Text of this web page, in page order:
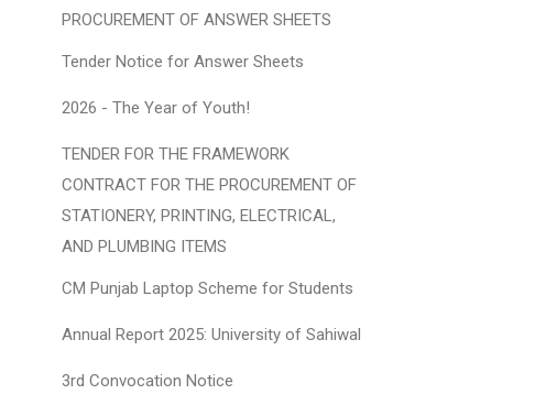
PROCUREMENT OF ANSWER SHEETS
Tender Notice for Answer Sheets
2026 - The Year of Youth!
TENDER FOR THE FRAMEWORK
CONTRACT FOR THE PROCUREMENT OF
STATIONERY, PRINTING, ELECTRICAL,
AND PLUMBING ITEMS
CM Punjab Laptop Scheme for Students
Annual Report 2025: University of Sahiwal
3rd Convocation Notice